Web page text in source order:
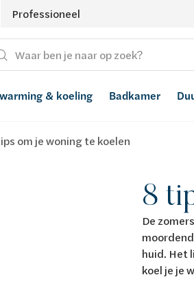
Professioneel
& koeling Badkamer
energie
om je woning te koelen
8
De
huid. Het
koel je je